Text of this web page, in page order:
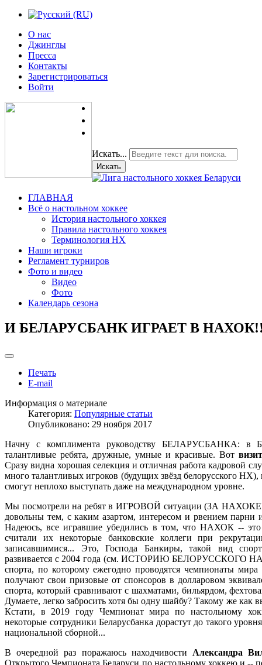
О нас
Джинглы
Пресса
Контакты
Зарегистрироваться
Войти
Искать...
Искать
ГЛАВНАЯ
Всё о настольном хоккее
История настольного хоккея
Правила настольного хоккея
Терминология НХ
Наши игроки
Регламент турниров
Фото и видео
Видео
Фото
Календарь сезона
И БЕЛАРУСБАНК ИГРАЕТ В
Печать
E-mail
Информация о материале
Категория: Популярные статьи
Опубликовано: 29 ноября 2017
Начну с комплимента руководству БЕЛАРУСБАНКА: в
талантливые ребята, дружные, умные и красивые. Вот
Сразу видна хорошая селекция и отличная работа кадровой
много талантливых игроков (будущих звёзд белорусского
смогут неплохо выступать даже на международном уровне.
Мы посмотрели на ребят в ИГРОВОЙ ситуации (ЗА
довольны тем, с каким азартом, интересом и рвением парни
Надеюсь, все игравшие убедились в том, что НАХОК --
считали их некоторые банковские коллеги при
записавшимися... Это, Господа Банкиры, такой вид
развивается с 2004 года (см. ИСТОРИЮ
спорта, по которому ежегодно проводятся чемпионаты
получают свои призовые от спонсоров в долларовом
спорта, который сравнивают с шахматами, бильярдом,
Думаете, легко забросить хотя бы одну шайбу? Такому же
Кстати, в 2019 году Чемпионат мира по настольному
некоторые сотрудники Беларусбанка дорастут до такого
национальной сборной...
В очередной раз поражаюсь находчивости
Александра
Открытого Чемпионата Беларуси по настольному хоккею и